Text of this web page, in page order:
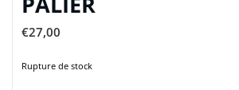
€27,00
Rupture de stock